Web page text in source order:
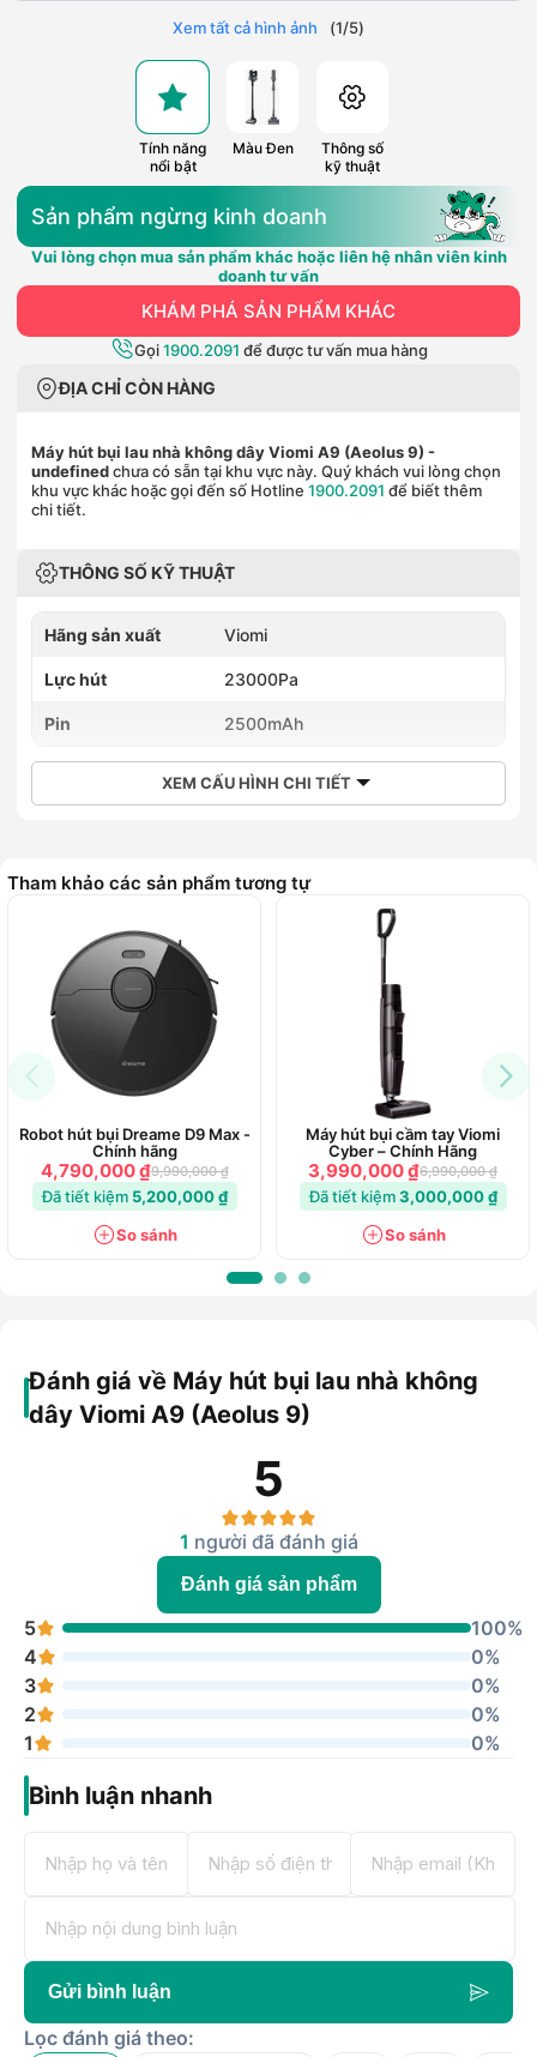
Xem tất cả hình ảnh (1/5)
Tính năng
nổi bật
Màu Đen
Thông số
kỹ thuật
Sản phẩm ngừng kinh doanh
Vui lòng chọn mua sản phẩm khác hoặc liên hệ nhân viên kinh
doanh tư vấn
KHÁM PHÁ SẢN PHẨM KHÁC
Gọi1900.2091 để được tư vấn mua hàng
ĐỊA CHỈ CÒN HÀNG
Máy hút bụi lau nhà không dây Viomi A9 (Aeolus 9) -
undefinedchưa có sẵn tại khu vực này. Quý khách vui lòng chọn
khu vực khác hoặc gọi đến số Hotline 1900.2091 để biết thêm
chi tiết.
THÔNG SỐ KỸ THUẬT
Hãng sản xuất Viomi
Lực hút 23000Pa
Pin 2500mAh
XEM CẤU HÌNH CHI TIẾT
Tham khảo các sản phẩm tương tự
Robot hút bụi Dreame D9 Max -
Chính hãng
4,790,000 ₫9,990,000 ₫
Đã tiết kiệm 5,200,000 ₫
So sánh
Máy hút bụi cầm tay Viomi
Cyber – Chính Hãng
3,990,000 ₫6,990,000 ₫
Đã tiết kiệm3,000,000 ₫
So sánh
Đánh giá về Máy hút bụi lau nhà không
dây Viomi A9 (Aeolus 9)
5
1 người đã đánh giá
Đánh giá sản phẩm
5
100%
4
0%
3
0%
2
0%
1
0%
Bình luận nhanh
Gửi bình luận
Lọc đánh giá theo: